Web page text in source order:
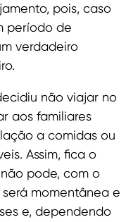
pois, caso
período de
verdadeiro
não viajar no
aos familiares
a comidas ou
Assim, fica o
pode, com o
momentânea e
e, dependendo